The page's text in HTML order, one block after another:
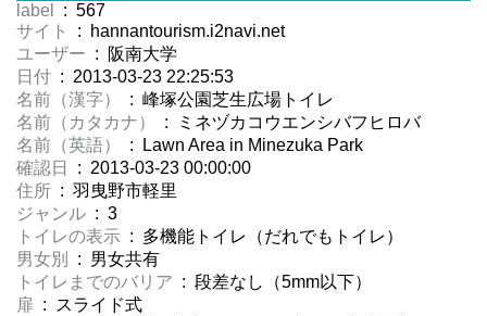
label
: 567
サイト
: hannantourism.i2navi.net
ユーザー : 阪南大学
日付 : 2013-03-23 22:25:53
名前（漢字）
: 峰塚公園芝生広場トイレ
名前（カタカナ）
: ミネヅカコウエンシバフヒロバ
名前（英語）
: Lawn Area in Minezuka Park
確認日
: 2013-03-23 00:00:00
住所 : 羽曳野市軽里
ジャンル : 3
トイレの表示 : 多機能トイレ（だれでもトイレ）
男女別
: 男女共有
トイレまでのバリア : 段差なし（5mm以下）
扉 : スライド式